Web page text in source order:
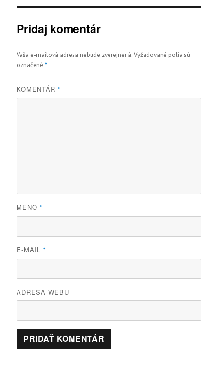
Pridaj komentár
Vaša e-mailová adresa nebude zverejnená. Vyžadované polia sú
označené*
KOMENTÁR*
MENO*
E-MAIL*
ADRESA WEBU